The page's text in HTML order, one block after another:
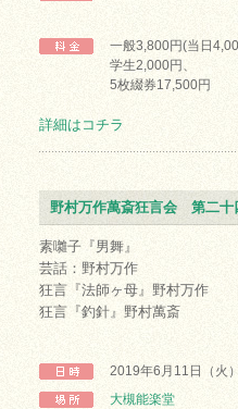
一般3,800円(当日
学生2,000円、
5枚綴券17,500円
詳細はコチラ
野村万作萬斎狂言会 第二十
素囃子『男舞』
芸話：野村万作
狂言『法師ヶ母』野村万作
狂言『釣針』野村萬斎
2019年6月11日（火
大槻能楽堂